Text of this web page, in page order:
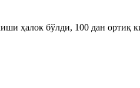
ҳалок бўлди, 100 дан ортиқ